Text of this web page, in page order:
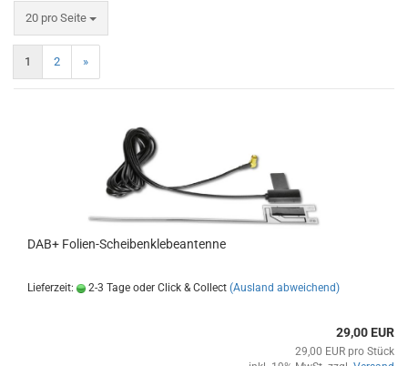
20 pro Seite
pro Seite
1 2 »
DAB+ Folien-Scheibenklebeantenne
Lieferzeit: 2-3 Tage oder Click & Collect (Ausland abweichend)
29,00 EUR
29,00 EUR pro Stück